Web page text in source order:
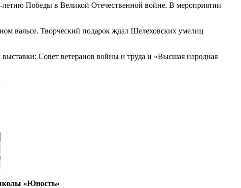
Победы в Великой Отечественной войне. В мероприятии
вальсе. Творческий подарок ждал Шелеховских умелиц
Совет ветеранов войны и труда и «Высшая народная
«Юность»